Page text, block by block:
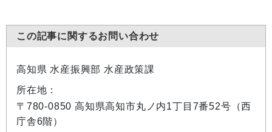
この記事に関するお問い合わせ
高知県 水産振興部 水産政策課
所在地：
〒780-0850 高知県高知市丸ノ内1丁目7番52号（西
庁舎6階）